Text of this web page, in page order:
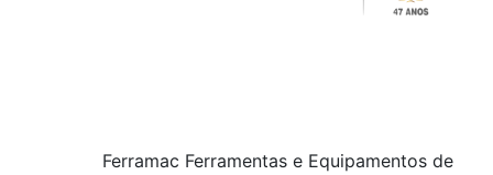
Ferramac Ferramentas e Equipamentos de